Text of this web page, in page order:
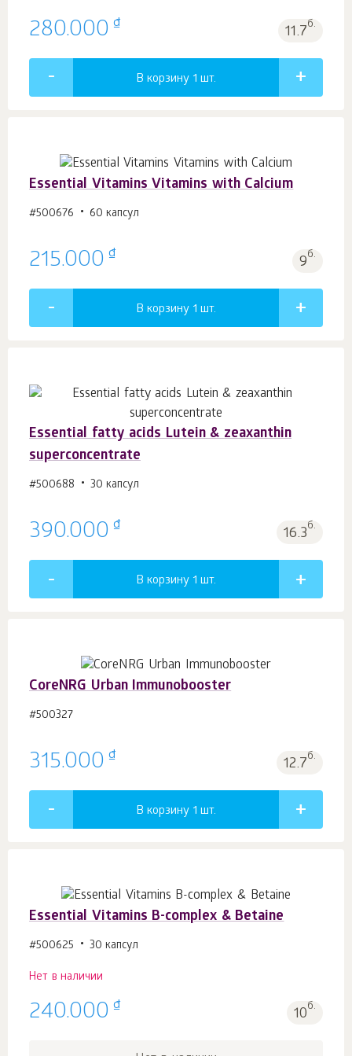
280.000 ₫ 11.7б.
В корзину 1 шт.
Essential Vitamins Vitamins with Calcium
#500676 60 капсул
215.000 ₫ 9б.
В корзину 1 шт.
Essential fatty acids Lutein & zeaxanthin
superconcentrate
#500688 30 капсул
390.000 ₫ 16.3б.
В корзину 1 шт.
СoreNRG Urban Immunobooster
#500327
315.000 ₫ 12.7б.
В корзину 1 шт.
Essential Vitamins B-complex & Betaine
#500625 30 капсул
Нет в наличии
240.000 ₫ 10б.